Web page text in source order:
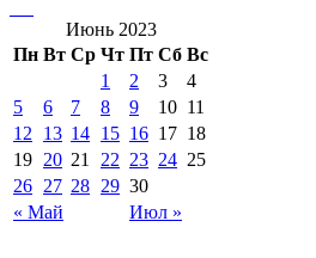
Июнь 2023
Пн Вт Ср Чт Пт Сб Вс
« Май Июл »
1 2 3
4
5
6 7 8 9 10 11
12
13 14 15 16 17 18
19 20 21 22 23 24 25
26 27 28 29 30